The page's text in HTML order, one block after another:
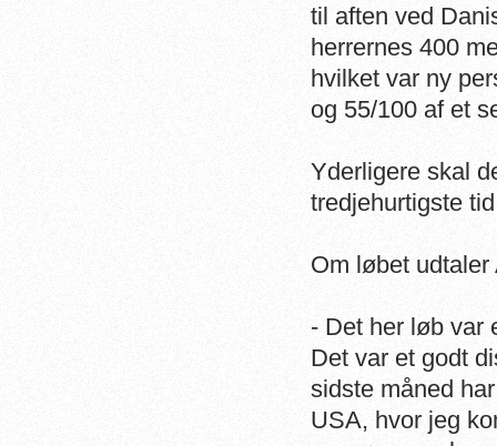
til aften ved
herrernes 400
hvilket var ny
og 55/100 af et
Yderligere skal
tredjehurtigste
Om løbet
- Det her løb var
Det var et godt
sidste måned
USA, hvor jeg